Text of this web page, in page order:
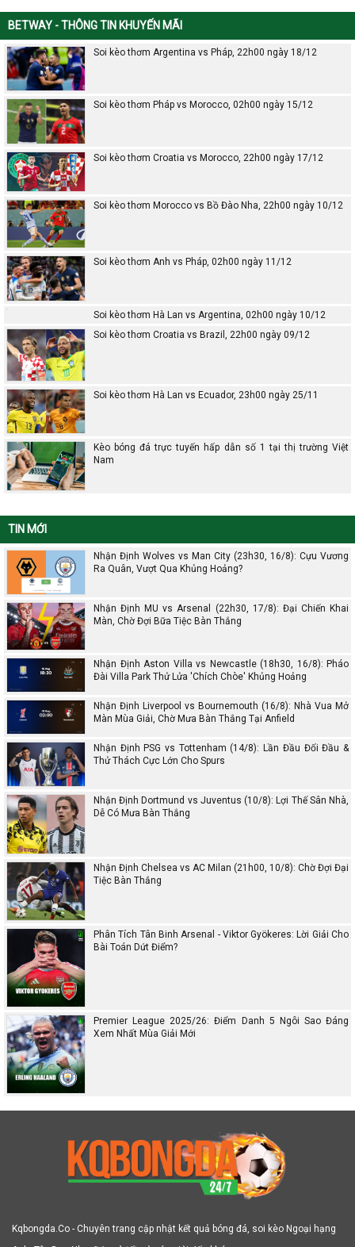
BETWAY - THÔNG TIN KHUYẾN MÃI
Soi kèo thơm Argentina vs Pháp, 22h00 ngày 18/12
Soi kèo thơm Pháp vs Morocco, 02h00 ngày 15/12
Soi kèo thơm Croatia vs Morocco, 22h00 ngày 17/12
Soi kèo thơm Morocco vs Bồ Đào Nha, 22h00 ngày 10/12
Soi kèo thơm Anh vs Pháp, 02h00 ngày 11/12
Soi kèo thơm Hà Lan vs Argentina, 02h00 ngày 10/12
Soi kèo thơm Croatia vs Brazil, 22h00 ngày 09/12
Soi kèo thơm Hà Lan vs Ecuador, 23h00 ngày 25/11
Kèo bóng đá trực tuyến hấp dẫn số 1 tại thị trường Việt
Nam
TIN MỚI
Nhận Định Wolves vs Man City (23h30, 16/8): Cựu Vương
Ra Quân, Vượt Qua Khủng Hoảng?
Nhận Định MU vs Arsenal (22h30, 17/8): Đại Chiến Khai
Màn, Chờ Đợi Bữa Tiệc Bàn Thắng
Nhận Định Aston Villa vs Newcastle (18h30, 16/8): Pháo
Đài Villa Park Thử Lửa 'Chích Chòe' Khủng Hoảng
Nhận Định Liverpool vs Bournemouth (16/8): Nhà Vua Mở
Màn Mùa Giải, Chờ Mưa Bàn Thắng Tại Anfield
Nhận Định PSG vs Tottenham (14/8): Lần Đầu Đối Đầu &
Thử Thách Cực Lớn Cho Spurs
Nhận Định Dortmund vs Juventus (10/8): Lợi Thế Sân Nhà,
Dễ Có Mưa Bàn Thắng
Nhận Định Chelsea vs AC Milan (21h00, 10/8): Chờ Đợi Đại
Tiệc Bàn Thắng
Phân Tích Tân Binh Arsenal - Viktor Gyökeres: Lời Giải Cho
Bài Toán Dứt Điểm?
Premier League 2025/26: Điểm Danh 5 Ngôi Sao Đáng
Xem Nhất Mùa Giải Mới
Kqbongda.Co - Chuyên trang cập nhật kết quả bóng đá, soi kèo Ngoại hạng